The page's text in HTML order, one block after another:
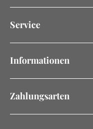
Service
Informationen
Zahlungsarten